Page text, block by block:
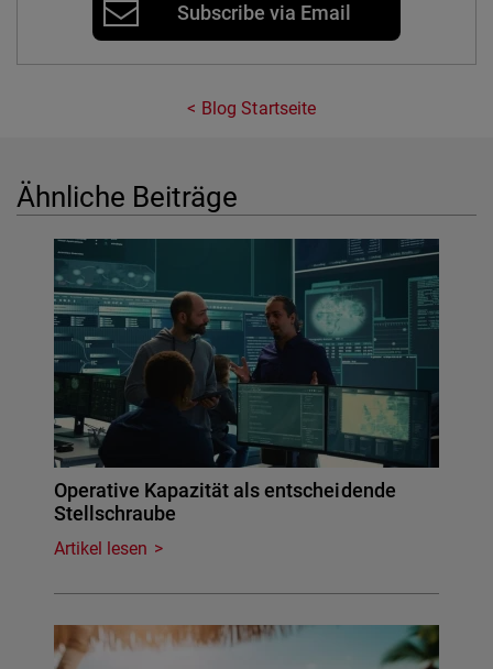
Subscribe via Email
Blog Startseite
Ähnliche Beiträge
Operative Kapazität als entscheidende
Stellschraube
Artikel lesen